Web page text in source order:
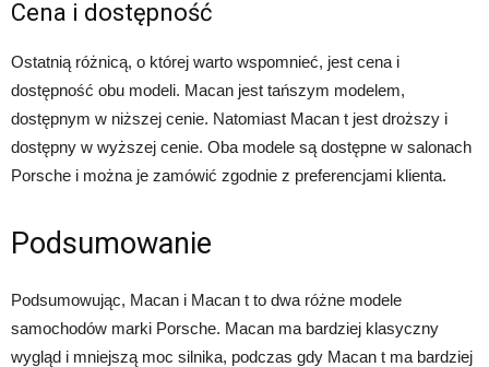
Cena i dostępność
Ostatnią różnicą, o której warto wspomnieć, jest cena i
dostępność obu modeli. Macan jest tańszym modelem,
dostępnym w niższej cenie. Natomiast Macan t jest droższy i
dostępny w wyższej cenie. Oba modele są dostępne w salonach
Porsche i można je zamówić zgodnie z preferencjami klienta.
Podsumowanie
Podsumowując, Macan i Macan t to dwa różne modele
samochodów marki Porsche. Macan ma bardziej klasyczny
wygląd i mniejszą moc silnika, podczas gdy Macan t ma bardziej